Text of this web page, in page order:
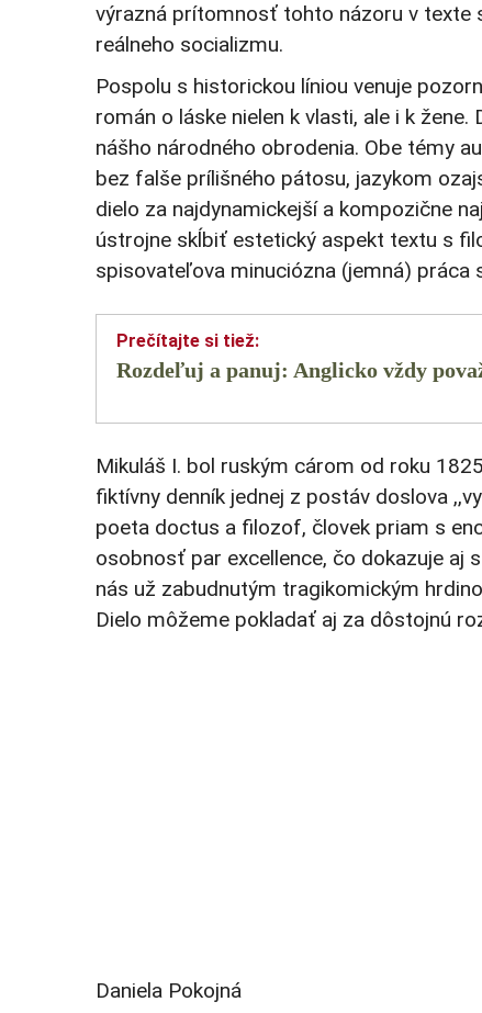
výrazná prítomnosť tohto názoru v texte
reálneho socializmu.
Pospolu s historickou líniou venuje
román o láske nielen k vlasti, ale i k žene.
nášho národného obrodenia. Obe témy
bez falše prílišného pátosu, jazykom
dielo za najdynamickejší a kompozične
ústrojne skĺbiť estetický aspekt textu s
spisovateľova minuciózna (jemná) práca
Rozdeľuj a panuj: Anglicko vždy
Mikuláš I. bol ruským cárom od roku
fiktívny denník jednej z postáv doslova
poeta doctus a filozof, človek priam s
osobnosť par excellence, čo dokazuje aj
nás už zabudnutým tragikomickým hrdino
Dielo môžeme pokladať aj za dôstojnú
Daniela Pokojná